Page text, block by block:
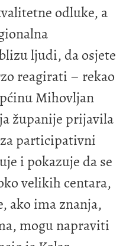
odluke, a
ljudi, da osjete
reagirati – rekao
Mihovljan
županije prijavila
participativni
i pokazuje da se
velikih centara,
ako ima znanja,
mogu napraviti